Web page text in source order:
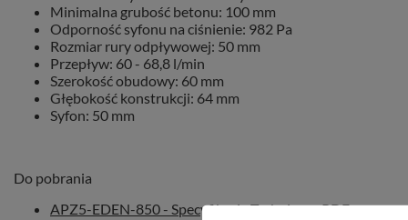
Minimalna grubość betonu: 100 mm
Odporność syfonu na ciśnienie: 982 Pa
Rozmiar rury odpływowej: 50 mm
Przepływ: 60 - 68,8 l/min
Szerokość obudowy: 60 mm
Głębokość konstrukcji: 64 mm
Syfon: 50 mm
Do pobrania
APZ5-EDEN-850 - Specyfikacja Techniczna PDF